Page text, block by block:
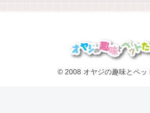
© 2008 オヤジの趣味とペッ